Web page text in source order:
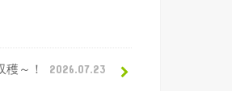
穫～！ 2026.07.23